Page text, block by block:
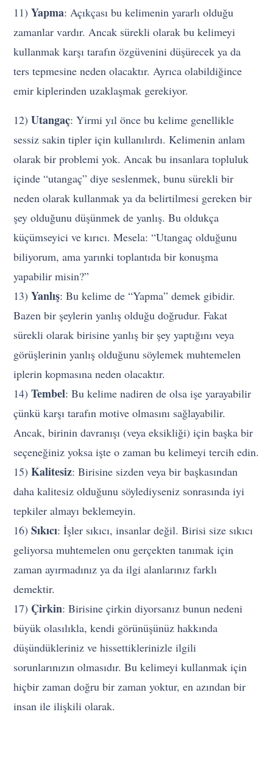
11)Yapma: Açıkçası bu kelimenin yararlı olduğu
zamanlar vardır. Ancak sürekli olarak bu kelimeyi
kullanmak karşı tarafın özgüvenini düşürecek ya da
ters tepmesine neden olacaktır. Ayrıca olabildiğince
emir kiplerinden uzaklaşmak gerekiyor.
12)Utangaç: Yirmi yıl önce bu kelime genellikle
sessiz sakin tipler için kullanılırdı. Kelimenin anlam
olarak bir problemi yok. Ancak bu insanlara topluluk
içinde “utangaç” diye seslenmek, bunu sürekli bir
neden olarak kullanmak ya da belirtilmesi gereken bir
şey olduğunu düşünmek de yanlış. Bu oldukça
küçümseyici ve kırıcı. Mesela: “Utangaç olduğunu
biliyorum, ama yarınki toplantıda bir konuşma
yapabilir misin?”
13)Yanlış: Bu kelime de “Yapma” demek gibidir.
Bazen bir şeylerin yanlış olduğu doğrudur. Fakat
sürekli olarak birisine yanlış bir şey yaptığını veya
görüşlerinin yanlış olduğunu söylemek muhtemelen
iplerin kopmasına neden olacaktır.
14)Tembel: Bu kelime nadiren de olsa işe yarayabilir
çünkü karşı tarafın motive olmasını sağlayabilir.
Ancak, birinin davranışı (veya eksikliği) için başka bir
seçeneğiniz yoksa işte o zaman bu kelimeyi tercih edin.
15)Kalitesiz: Birisine sizden veya bir başkasından
daha kalitesiz olduğunu söylediyseniz sonrasında iyi
tepkiler almayı beklemeyin.
16)Sıkıcı: İşler sıkıcı, insanlar değil. Birisi size sıkıcı
geliyorsa muhtemelen onu gerçekten tanımak için
zaman ayırmadınız ya da ilgi alanlarınız farklı
demektir.
17) Çirkin: Birisine çirkin diyorsanız bunun nedeni
büyük olasılıkla, kendi görünüşünüz hakkında
düşündükleriniz ve hissettiklerinizle ilgili
sorunlarınızın olmasıdır. Bu kelimeyi kullanmak için
hiçbir zaman doğru bir zaman yoktur, en azından bir
insan ile ilişkili olarak.